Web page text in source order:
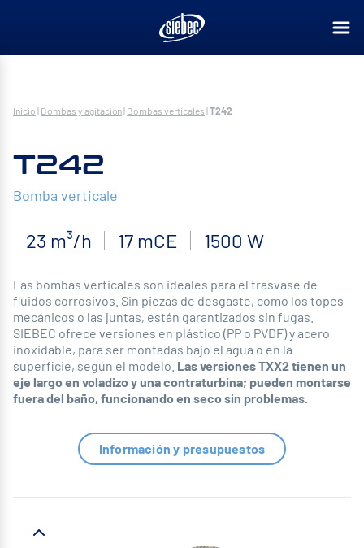
Inicio | Bombas y agitación| Bombas verticales |T242
T242
Bomba verticale
23 m³/h 17 mCE 1500 W
Las bombas verticales son ideales para el trasvase de
fluidos corrosivos. Sin piezas de desgaste, como los topes
mecánicos o las juntas, están garantizados sin fugas.
SIEBEC ofrece versiones en plástico (PP o PVDF) y acero
inoxidable, para ser montadas bajo el agua o en la
superficie, según el modelo. Las versiones TXX2 tienen un
eje largo en voladizo y una contraturbina; pueden montarse
fuera del baño, funcionando en seco sin problemas.
Información y presupuestos